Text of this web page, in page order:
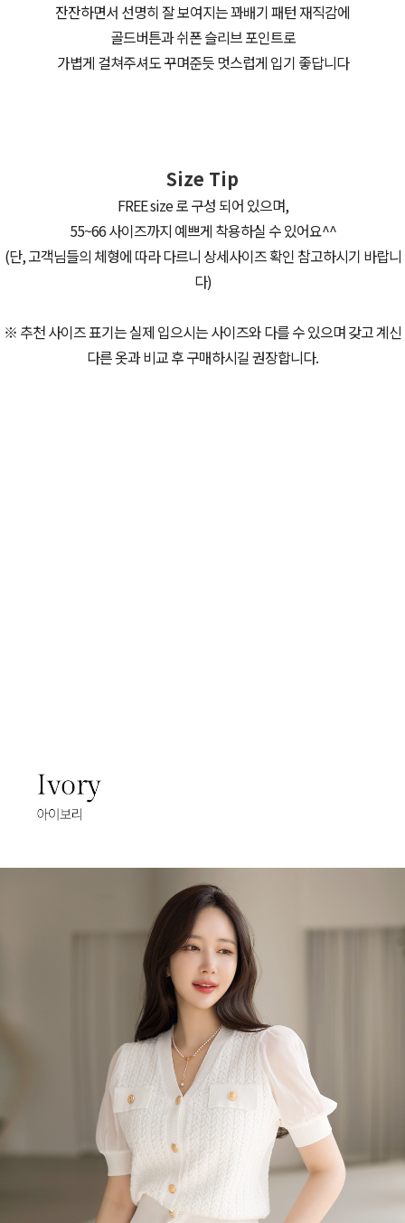
잔잔하면서 선명히 잘 보여지는 꽈배기 패턴 재직감에
골드버튼과 쉬폰 슬리브 포인트로
가볍게 걸쳐주셔도 꾸며준듯 멋스럽게 입기 좋답니다
Size Tip
FREE size 로 구성 되어 있으며,
55~66 사이즈까지 예쁘게 착용하실 수 있어요^^
(단, 고객님들의 체형에 따라 다르니 상세사이즈 확인 참고하시기 바랍니
다)
※ 추천 사이즈 표기는 실제 입으시는 사이즈와 다를 수 있으며 갖고 계신
다른 옷과 비교 후 구매하시길 권장합니다.